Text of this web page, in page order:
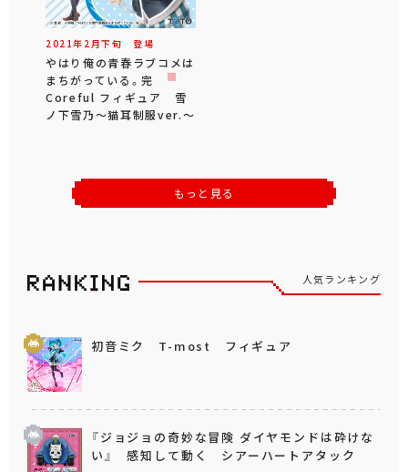
2021年 2 月下旬 登場
やはり俺の青春ラブコメは
まちがっている。完
Coreful フィギュア 雪
ノ下雪乃～猫耳制服ver.～
もっと見る
人気ランキング
初音ミク T-most フィギュア
『ジョジョの奇妙な冒険 ダイヤモンドは砕けな
い』 感知して動く シアーハートアタック